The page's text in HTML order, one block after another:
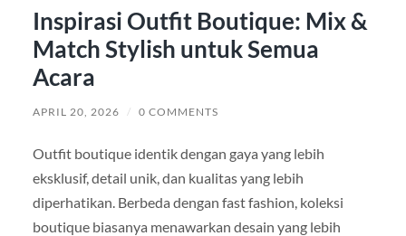
Inspirasi Outfit Boutique: Mix &
Match Stylish untuk Semua
Acara
APRIL 20, 2026 / 0 COMMENTS
Outfit boutique identik dengan gaya yang lebih
eksklusif, detail unik, dan kualitas yang lebih
diperhatikan. Berbeda dengan fast fashion, koleksi
boutique biasanya menawarkan desain yang lebih